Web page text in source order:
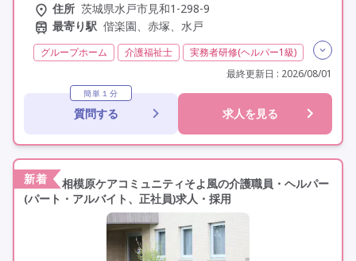
住所 茨城県水戸市見和1-298-9
最寄り駅 偕楽園、赤塚、水戸
グループホーム 介護福祉士
実務者研修(ヘルパー1級)
学歴不問
未経験歓迎
定年60歳以上 定年65歳以上 車通勤可
最終更新日 : 2026/08/01
簡単１分
質問する 求人を見る
新着
相模原ケアコミュニティそよ風の介護職員・ヘルパー
(パート・アルバイト、正社員)求人・採用